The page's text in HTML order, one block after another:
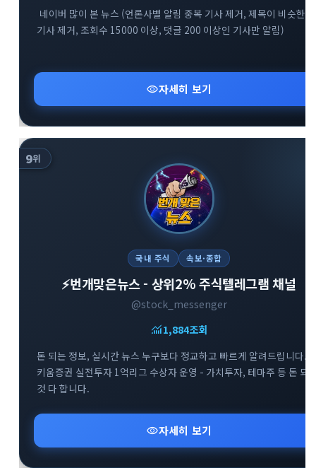
네이버 많이 본 뉴스 (언론사별 알림 중복 기사 제거, 제목이 비슷한
기사 제거, 조회수 15000 이상, 댓글 200 이상인 기사만 알림)
visibility자세히 보기
9위
국내 주식 속보·종합
⚡️번개맞은뉴스 - 상위2% 주식텔레그램 채널
@stock_messenger
monitoring1,884조회
돈 되는 정보, 실시간 뉴스 누구보다 정교하고 빠르게 알려드립니다. -
키움증권 실전투자 1억리그 수상자 운영 - 가치투자, 테마주 등 돈 되
것 다 합니다.
visibility자세히 보기